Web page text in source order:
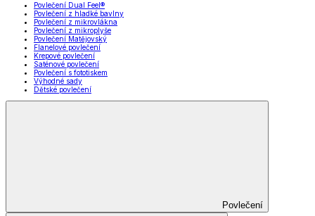
Povlečení Dual Feel®
Povlečení z hladké bavlny
Povlečení z mikrovlákna
Povlečení z mikroplyše
Povlečení Matějovský
Flanelové povlečení
Krepové povlečení
Saténové povlečení
Povlečení s fototiskem
Výhodné sady
Dětské povlečení
Povlečení